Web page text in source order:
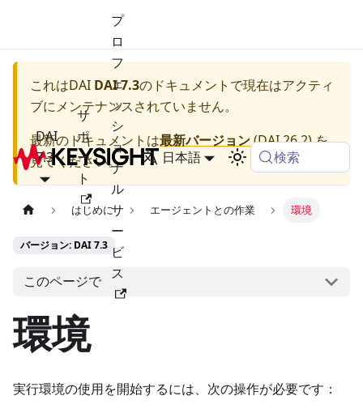
DAI
7.3
サ
ポ
ー
ト
プ
ロ
フ
ェ
ッ
シ
ョ
ナ
ル
サ
ー
ビ
ス
日本語 検索
これはDAI DAI 7.3のドキュメントで現在はアクティ
ブにメンテナンスされていません。
最新のドキュメントは最新バージョン(DAI 26.2) を
見てください。
はじめに エージェントとの作業 環境
バージョン: DAI 7.3
このページで
環境
実行環境の使用を開始するには、次の操作が必要です：